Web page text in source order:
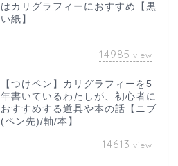
はカリグラフィーにおすすめ【黒
い紙】
14985 view
【つけペン】カリグラフィーを5
年書いているわたしが、初心者に
おすすめする道具や本の話【ニブ
(ペン先)/軸/本】
14613 view